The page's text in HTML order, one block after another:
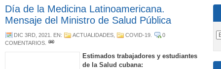
Día de la Medicina Latinoamericana.
Mensaje del Ministro de Salud Pública
DIC 3RD, 2021 . EN: ACTUALIDADES COVID-19
0
COMENTARIOS
Estimados trabajadores y estudiantes
de la Salud cubana: